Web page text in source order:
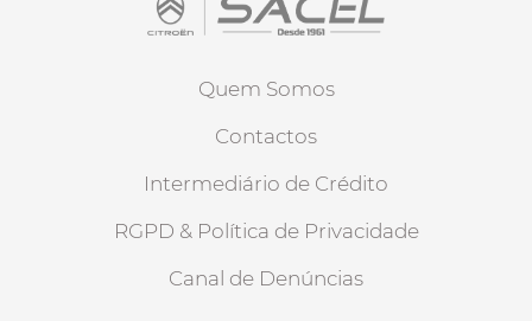
Quem Somos
Contactos
Intermediário de Crédito
RGPD & Política de Privacidade
Canal de Denúncias